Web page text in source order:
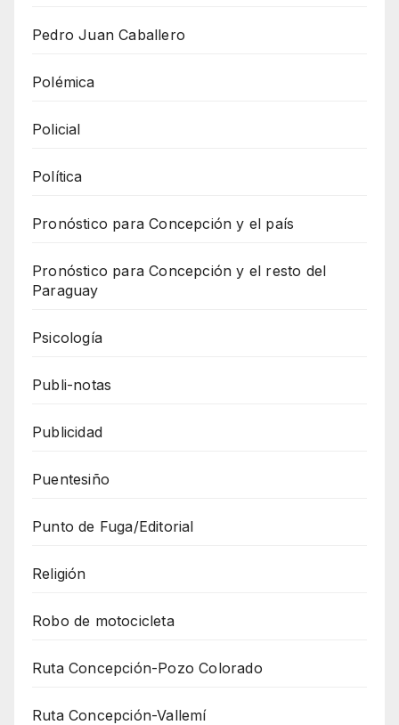
Pedro Juan Caballero
Polémica
Policial
Política
Pronóstico para Concepción y el país
Pronóstico para Concepción y el resto del
Paraguay
Psicología
Publi-notas
Publicidad
Puentesiño
Punto de Fuga/Editorial
Religión
Robo de motocicleta
Ruta Concepción-Pozo Colorado
Ruta Concepción-Vallemí